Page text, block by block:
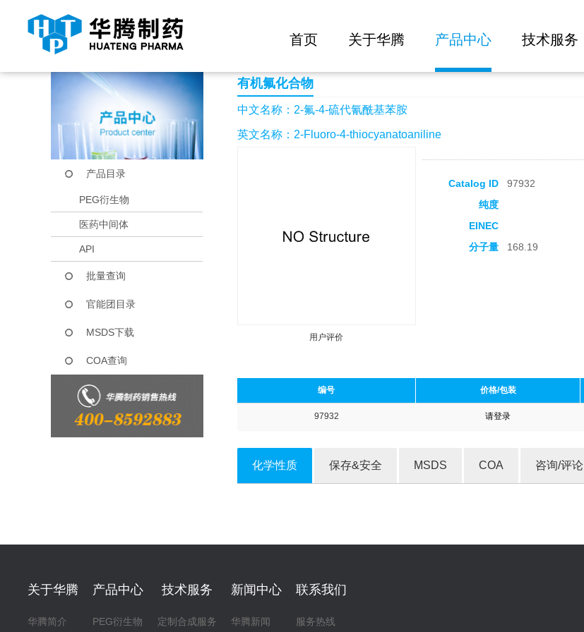
首页 关于华腾 产品中心 技术服务
当前位置： 首页 产品中心 2-氟-4-硫代氰酰基苯胺
产品目录
PEG衍生物
医药中间体
API
批量查询
官能团目录
MSDS下载
COA查询
有机氟化合物
中文名称：2-氟-4-硫代氰酰基苯胺
英文名称：2-Fluoro-4-thiocyanatoaniline
用户评价
Catalog ID 97932
纯度
EINEC
分子量
168.19
编号 价格/包装
97932 请登录
化学性质 保存&安全 MSDS COA 咨询/评论
关于华腾
华腾简介
产品中心
PEG衍生物
技术服务
定制合成服务
新闻中心
华腾新闻
联系我们
服务热线